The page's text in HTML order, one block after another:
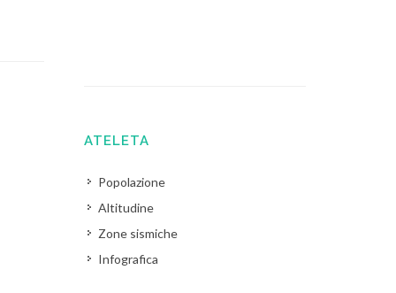
ATELETA
Popolazione
Altitudine
Zone sismiche
Infografica